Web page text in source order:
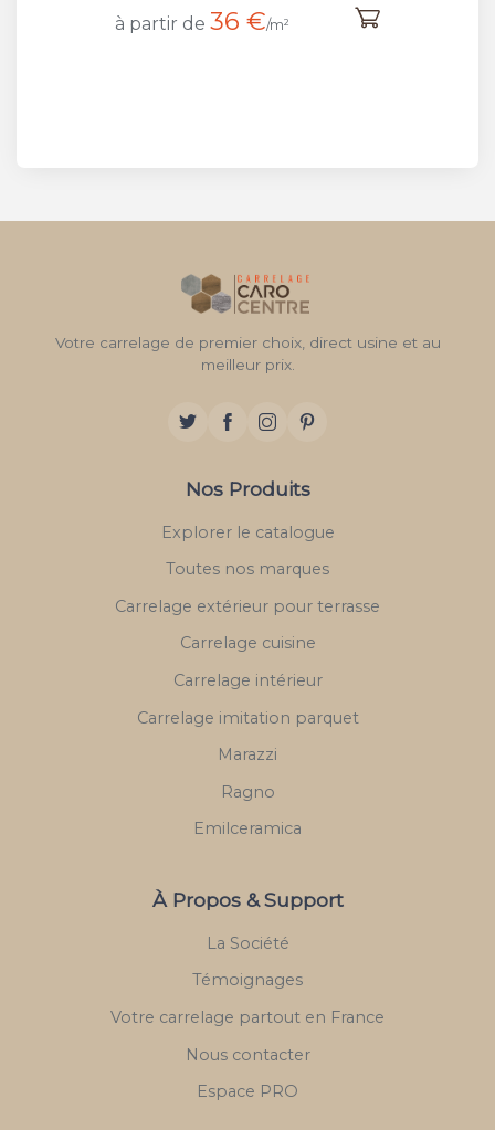
Votre carrelage de premier choix, direct usine et au
meilleur prix.
Nos Produits
Explorer le catalogue
Toutes nos marques
Carrelage extérieur pour terrasse
Carrelage cuisine
Carrelage intérieur
Carrelage imitation parquet
Marazzi
Ragno
Emilceramica
À Propos & Support
La Société
Témoignages
Votre carrelage partout en France
Nous contacter
Espace PRO